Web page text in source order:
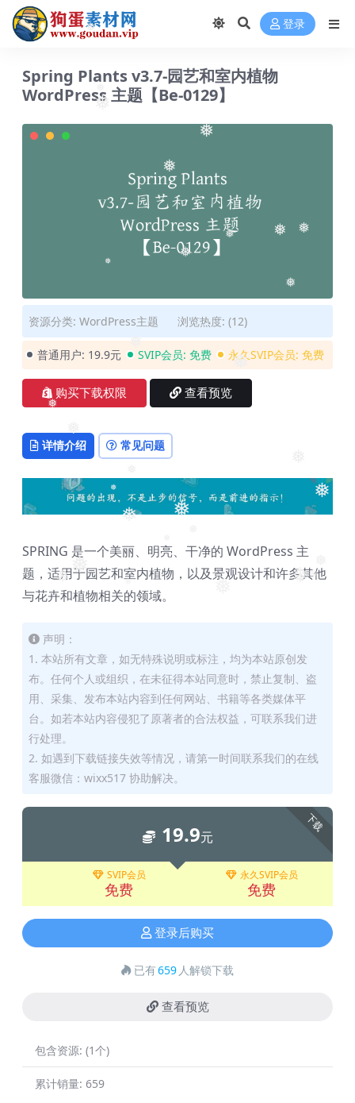
❅
❅
❅
❅
❅
❅
❅
❅
❅
❅
❅
❅
❅
❅
❅
❅
❅
❅
❅
❅
❅
❅
登录
Spring Plants v3.7-园艺和室内植物
WordPress 主题【Be-0129】
资源分类: WordPress主题 浏览热度: (12)
普通用户: 19.9元 SVIP会员: 免费 永久SVIP会员: 免费
购买下载权限 查看预览
详情介绍 常见问题
SPRING 是一个美丽、明亮、干净的 WordPress 主
题，适用于园艺和室内植物，以及景观设计和许多其他
与花卉和植物相关的领域。
声明：
1. 本站所有文章，如无特殊说明或标注，均为本站原创发
布。任何个人或组织，在未征得本站同意时，禁止复制、盗
用、采集、发布本站内容到任何网站、书籍等各类媒体平
台。如若本站内容侵犯了原著者的合法权益，可联系我们进
行处理。
2. 如遇到下载链接失效等情况，请第一时间联系我们的在线
客服微信：wixx517 协助解决。
下载
19.9元
SVIP会员
免费
永久SVIP会员
免费
登录后购买
已有659 人解锁下载
查看预览
包含资源: (1个)
累计销量: 659